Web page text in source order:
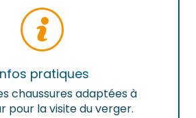
pratiques
chaussures adaptées à
pour la visite du verger.